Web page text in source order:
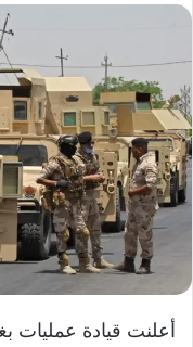
أعلنت قيادة عمليات